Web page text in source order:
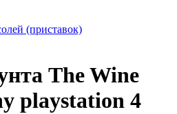
(приставок)
The Wine
playstation 4